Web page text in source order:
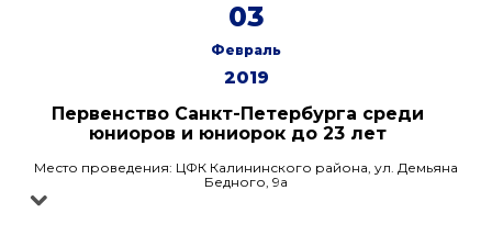
03
Февраль
2019
Первенство Санкт-Петербурга среди
юниоров и юниорок до 23 лет
Место проведения: ЦФК Калининского района, ул. Демьяна
Бедного, 9а